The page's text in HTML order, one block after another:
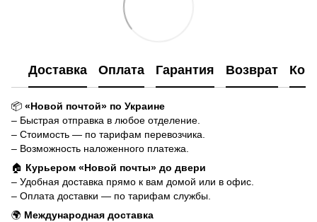
Доставка Оплата Гарантия Возврат
📦 «Новой почтой» по Украине
– Быстрая отправка в любое отделение.
– Стоимость — по тарифам перевозчика.
– Возможность наложенного платежа.
🏠 Курьером «Новой почты» до двери
– Удобная доставка прямо к вам домой или в офис.
– Оплата доставки — по тарифам службы.
🌍 Международная доставка